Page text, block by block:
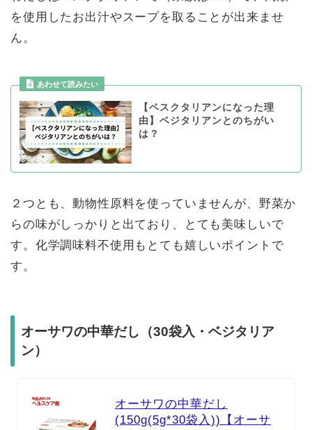
を使用したお出汁やスープを取ることが出来ませ
ん。
【ペスクタリアンになった理
由】ベジタリアンとのちがい
は？
２つとも、動物性原料を使っていませんが、野菜か
らの味がしっかりと出ており、とても美味しいで
す。化学調味料不使用もとても嬉しいポイントで
す。
オーサワの中華だし（30袋入・ベジタリア
ン）
オーサワの中華だし
(150g(5g*30袋入))【オーサ